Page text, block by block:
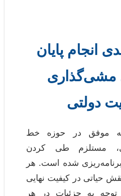
انجام پایان
مشی‌گذاری
دولتی
موفق در حوزه خط
مستلزم طی کردن
شده است. هر
حیاتی در کیفیت نهایی
توجه به جزئیات در هر